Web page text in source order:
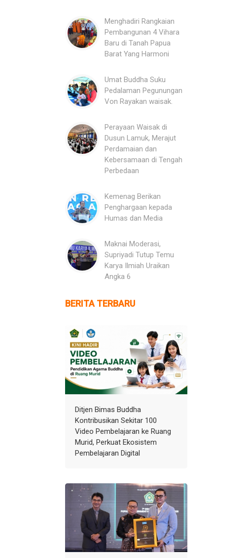
Menghadiri Rangkaian
Pembangunan 4 Vihara
Baru di Tanah Papua
Barat Yang Harmoni
Umat Buddha Suku
Pedalaman Pegunungan
Von Rayakan waisak.
Perayaan Waisak di
Dusun Lamuk, Merajut
Perdamaian dan
Kebersamaan di Tengah
Perbedaan
Kemenag Berikan
Penghargaan kepada
Humas dan Media
Maknai Moderasi,
Supriyadi Tutup Temu
Karya Ilmiah Uraikan
Angka 6
BERITA TERBARU
Ditjen Bimas Buddha
Kontribusikan Sekitar 100
Video Pembelajaran ke Ruang
Murid, Perkuat Ekosistem
Pembelajaran Digital